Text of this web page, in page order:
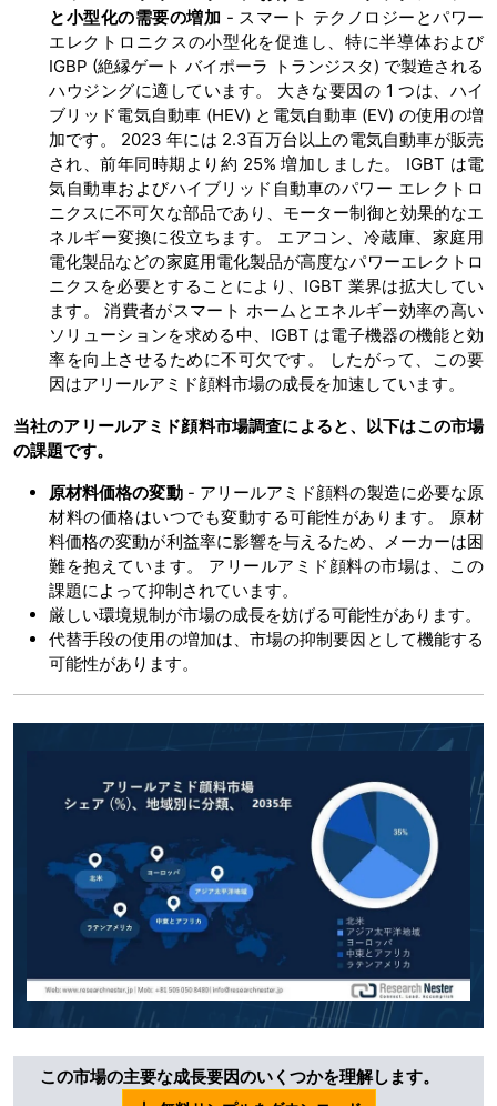
と小型化の需要の増加 - スマート テクノロジーとパワー
エレクトロニクスの小型化を促進し、特に半導体および
IGBP (絶縁ゲート バイポーラ トランジスタ) で製造される
ハウジングに適しています。 大きな要因の 1 つは、ハイ
ブリッド電気自動車 (HEV) と電気自動車 (EV) の使用の増
加です。 2023 年には 2.3百万台以上の電気自動車が販売
され、前年同時期より約 25% 増加しました。 IGBT は電
気自動車およびハイブリッド自動車のパワー エレクトロ
ニクスに不可欠な部品であり、モーター制御と効果的なエ
ネルギー変換に役立ちます。 エアコン、冷蔵庫、家庭用
電化製品などの家庭用電化製品が高度なパワーエレクトロ
ニクスを必要とすることにより、IGBT 業界は拡大してい
ます。 消費者がスマート ホームとエネルギー効率の高い
ソリューションを求める中、IGBT は電子機器の機能と効
率を向上させるために不可欠です。 したがって、この要
因はアリールアミド顔料市場の成長を加速しています。
当社のアリールアミド顔料市場調査によると、以下はこの市場
の課題です。
原材料価格の変動- アリールアミド顔料の製造に必要な原
材料の価格はいつでも変動する可能性があります。 原材
料価格の変動が利益率に影響を与えるため、メーカーは困
難を抱えています。 アリールアミド顔料の市場は、この
課題によって抑制されています。
厳しい環境規制が市場の成長を妨げる可能性があります。
代替手段の使用の増加は、市場の抑制要因として機能する
可能性があります。
この市場の主要な成長要因のいくつかを理解します。